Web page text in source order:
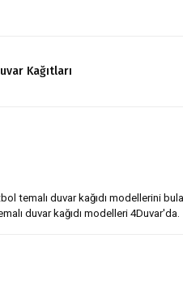
Kağıtları
temalı duvar kağıdı modellerini
duvar kağıdı modelleri 4Duvar'da.